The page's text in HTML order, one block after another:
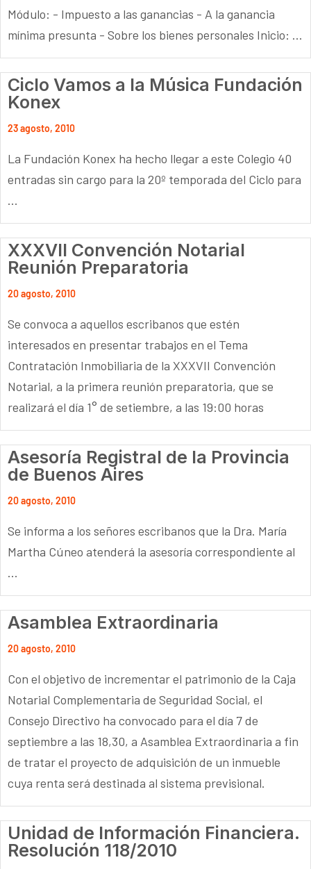
Módulo: - Impuesto a las ganancias - A la ganancia
mínima presunta - Sobre los bienes personales Inicio: ...
Ciclo Vamos a la Música Fundación
Konex
23 agosto, 2010
La Fundación Konex ha hecho llegar a este Colegio 40
entradas sin cargo para la 20º temporada del Ciclo para
...
XXXVII Convención Notarial
Reunión Preparatoria
20 agosto, 2010
Se convoca a aquellos escribanos que estén
interesados en presentar trabajos en el Tema
Contratación Inmobiliaria de la XXXVII Convención
Notarial, a la primera reunión preparatoria, que se
realizará el día 1° de setiembre, a las 19:00 horas
Asesoría Registral de la Provincia
de Buenos Aires
20 agosto, 2010
Se informa a los señores escribanos que la Dra. María
Martha Cúneo atenderá la asesoría correspondiente al
...
Asamblea Extraordinaria
20 agosto, 2010
Con el objetivo de incrementar el patrimonio de la Caja
Notarial Complementaria de Seguridad Social, el
Consejo Directivo ha convocado para el día 7 de
septiembre a las 18,30, a Asamblea Extraordinaria a fin
de tratar el proyecto de adquisición de un inmueble
cuya renta será destinada al sistema previsional.
Unidad de Información Financiera.
Resolución 118/2010